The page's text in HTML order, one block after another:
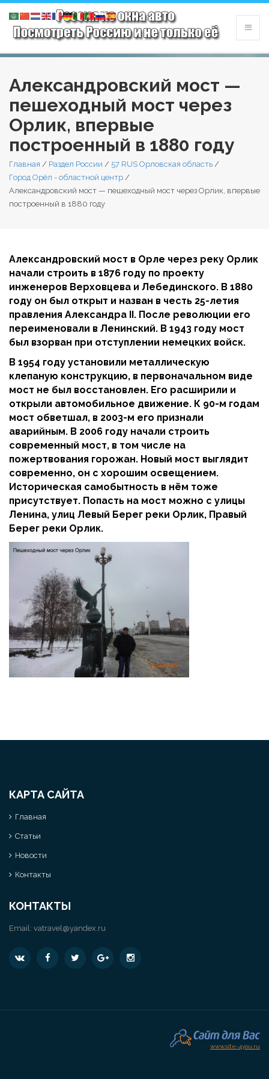
Александровский мост —
пешеходный мост через
Орлик, впервые
построенный в 1880 году
Главная / Раздел России / 57 RUS Орловская область /
Город Орёл - областной центр /
Александровский мост — пешеходный мост через Орлик, впервые
построенный в 1880 году
Александровский мост в Орле через реку Орлик
начали строить в 1876 году по проекту
инженеров Верховцева и Лебединского. В 1880
году он был открыт и назван в честь 25-летия
правления Александра II. После революции его
переименовали в Ленинский. В 1943 году мост
был взорван при отступлении немецких войск.
В 1954 году установили металлическую
клепаную конструкцию, в первоначальном виде
мост не был восстановлен. Его расширили и
открыли автомобильное движение. К 90-м годам
мост обветшал, в 2003-м его признали
аварийным. В 2006 году начали строить
современный мост, в том числе на
пожертвования горожан. Новый мост выглядит
современно, он с хорошим освещением.
Историческая самобытность в нём тоже
присутствует. Попасть на мост можно с улицы
Ленина, улиц Левый Берег реки Орлик, Правый
Берег реки Орлик.
КАРТА САЙТА
Главная
Статьи
Новости
Контакты
КОНТАКТЫ
Email: vatravel@yandex.ru
www.site-4you.ru